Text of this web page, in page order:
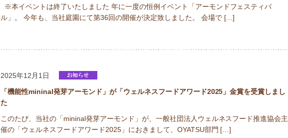
※本イベントは終了いたしました 年に一度の恒例イベント「アーモンドフェスティバ
ル」。 今年も、当社庭園にて第36回の開催が決定致しました。 会場で […]
2025年12月1日
「機能性mininal発芽アーモンド」が「ウェルネスフードアワード2025」金賞を受賞しまし
た
このたび、当社の「mininal発芽アーモンド」が、一般社団法人ウェルネスフード推進協会主
催の「ウェルネスフードアワード2025」におきまして、OYATSU部門 […]